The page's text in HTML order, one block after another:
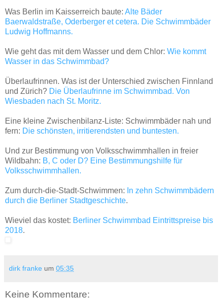
Was Berlin im Kaisserreich baute: Alte Bäder
Baerwaldstraße, Oderberger et cetera. Die Schwimmbäder
Ludwig Hoffmanns.
Wie geht das mit dem Wasser und dem Chlor: Wie kommt
Wasser in das Schwimmbad?
Überlaufrinnen. Was ist der Unterschied zwischen Finnland
und Zürich? Die Überlaufrinne im Schwimmbad. Von
Wiesbaden nach St. Moritz.
Eine kleine Zwischenbilanz-Liste: Schwimmbäder nah und
fern: Die schönsten, irritierendsten und buntesten.
Und zur Bestimmung von Volksschwimmhallen in freier
Wildbahn: B, C oder D? Eine Bestimmungshilfe für
Volksschwimmhallen.
Zum durch-die-Stadt-Schwimmen: In zehn Schwimmbädern
durch die Berliner Stadtgeschichte.
Wieviel das kostet: Berliner Schwimmbad Eintrittspreise bis
2018.
dirk franke um 05:35
Keine Kommentare: